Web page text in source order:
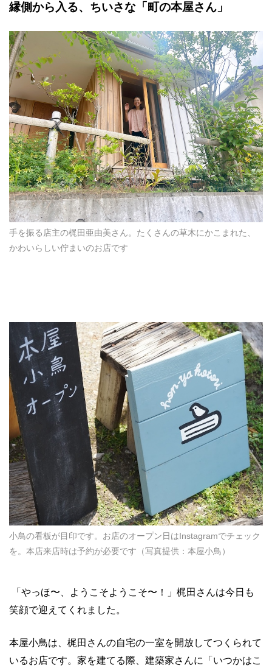
縁側から入る、ちいさな「町の本屋さん」
手を振る店主の梶田亜由美さん。たくさんの草木にかこまれた、
かわいらしい佇まいのお店です
小鳥の看板が目印です。お店のオープン日はInstagramでチェック
を。本店来店時は予約が必要です（写真提供：本屋小鳥）
「やっほ〜、ようこそようこそ〜！」梶田さんは今日も
笑顔で迎えてくれました。
本屋小鳥は、梶田さんの自宅の一室を開放してつくられて
いるお店です。家を建てる際、建築家さんに「いつかはこ